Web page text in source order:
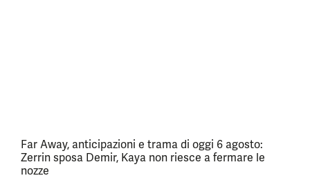
Far Away, anticipazioni e trama di oggi 6 agosto:
Zerrin sposa Demir, Kaya non riesce a fermare le
nozze